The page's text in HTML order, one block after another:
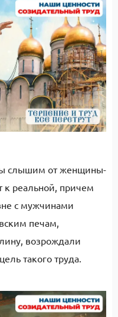
слышим от женщины-
к реальной, причем
с мужчинами
печам,
возрождали
такого труда.